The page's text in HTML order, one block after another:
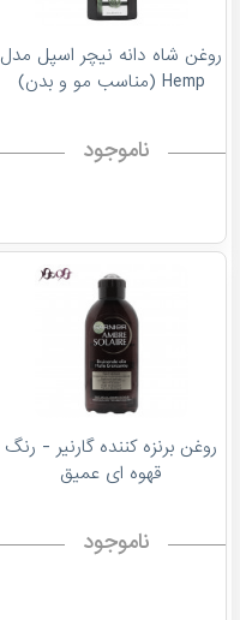
روغن شاه دانه نیچر اسپل مدل
Hemp (مناسب مو و بدن)
ناموجود
روغن برنزه کننده گارنیر - رنگ
قهوه ای عمیق
ناموجود